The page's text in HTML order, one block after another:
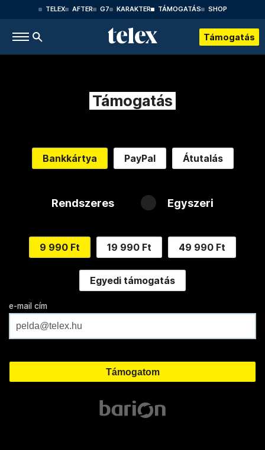
TELEX AFTER G7 KARAKTER TÁMOGATÁS SHOP
Támogatás
Támogatás
Bankkártya PayPal Átutalás
Rendszeres Egyszeri
9 990 Ft 19 990 Ft 49 990 Ft
Egyedi támogatás
e-mail cím